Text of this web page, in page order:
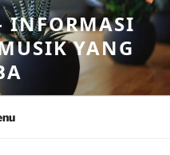
INFORMASI
YANG